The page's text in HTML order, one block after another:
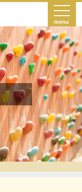
menu